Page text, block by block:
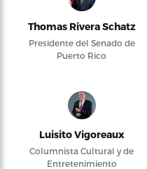
Thomas Rivera Schatz
Presidente del Senado de
Puerto Rico
Luisito Vigoreaux
Columnista Cultural y de
Entretenimiento